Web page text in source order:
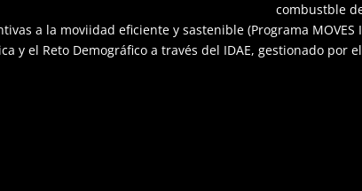
combustble
a la moviidad eficiente y sastenible (Programa
y el Reto Demográfico a través del IDAE, gestionado